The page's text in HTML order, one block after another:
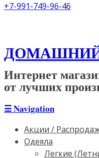
+7-991-749-96-46
ДОМАШНИЙ
Интернет
от лучших
☰Navigation
Акции /
Одеяла
Легкие